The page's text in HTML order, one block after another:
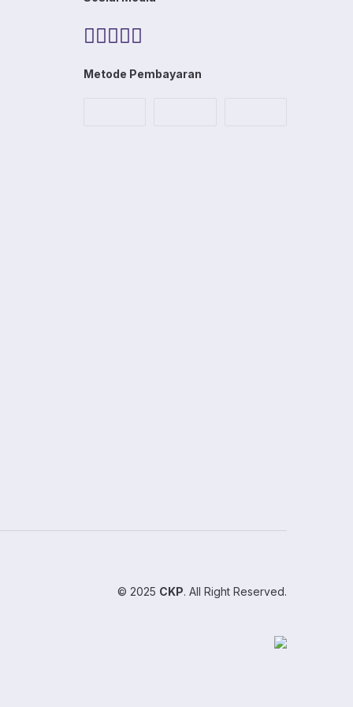
Metode Pembayaran
© 2025 CKP. All Right Reserved.